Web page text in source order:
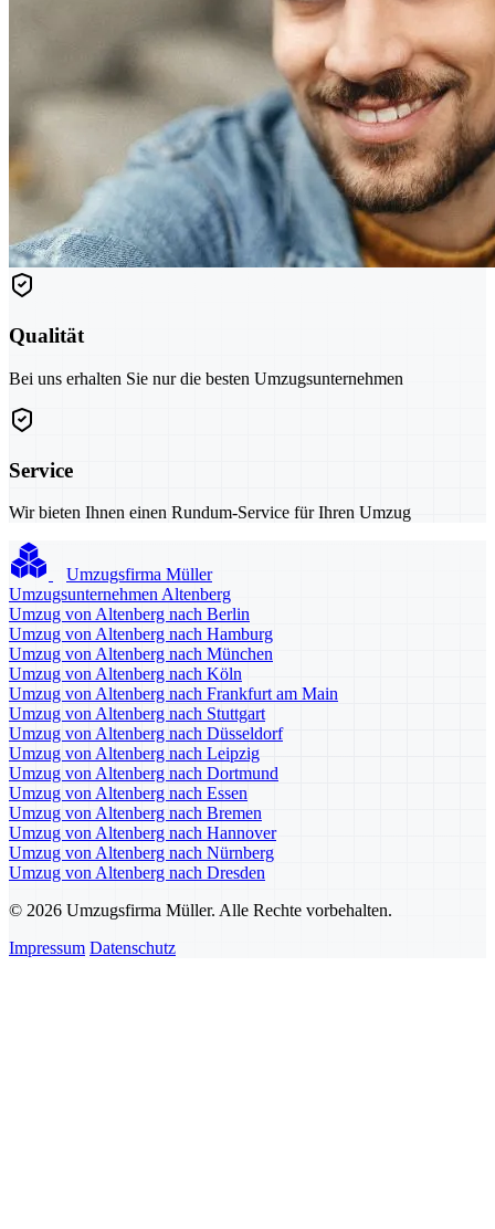
Qualität
Bei uns erhalten Sie nur die besten Umzugsunternehmen
Service
Wir bieten Ihnen einen Rundum-Service für Ihren Umzug
Umzugsfirma Müller
Umzugsunternehmen Altenberg
Umzug von Altenberg nach Berlin
Umzug von Altenberg nach Hamburg
Umzug von Altenberg nach München
Umzug von Altenberg nach Köln
Umzug von Altenberg nach Frankfurt am Main
Umzug von Altenberg nach Stuttgart
Umzug von Altenberg nach Düsseldorf
Umzug von Altenberg nach Leipzig
Umzug von Altenberg nach Dortmund
Umzug von Altenberg nach Essen
Umzug von Altenberg nach Bremen
Umzug von Altenberg nach Hannover
Umzug von Altenberg nach Nürnberg
Umzug von Altenberg nach Dresden
© 2026 Umzugsfirma Müller. Alle Rechte vorbehalten.
Impressum Datenschutz